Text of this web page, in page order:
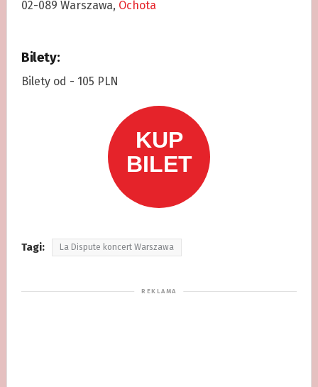
02-089 Warszawa, Ochota
Bilety:
Bilety od - 105 PLN
Tagi: La Dispute koncert Warszawa